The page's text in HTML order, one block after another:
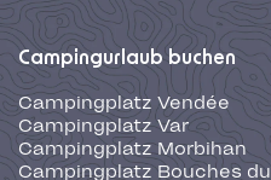
Campingurlaub buchen
Campingplatz Vendée
Campingplatz Var
Campingplatz Morbihan
Campingplatz Bouches du